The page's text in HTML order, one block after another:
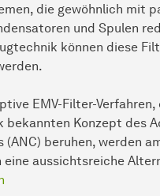
die gewöhnlich mit
und Spulen
können diese
EMV-Filter-Verfahren,
bekannten Konzept des
(ANC) beruhen, werden
eine aussichtsreiche